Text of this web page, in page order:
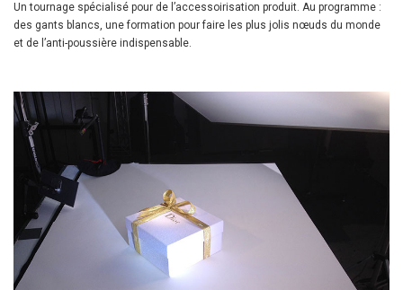
Un tournage spécialisé pour de l’accessoirisation produit. Au programme :
des gants blancs, une formation pour faire les plus jolis nœuds du monde
et de l’anti-poussière indispensable.